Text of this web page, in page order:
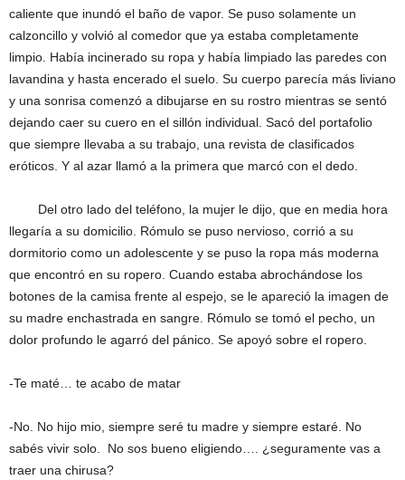
caliente que inundó el baño de vapor. Se puso solamente un
calzoncillo y volvió al comedor que ya estaba completamente
limpio. Había incinerado su ropa y había limpiado las paredes con
lavandina y hasta encerado el suelo. Su cuerpo parecía más liviano
y una sonrisa comenzó a dibujarse en su rostro mientras se sentó
dejando caer su cuero en el sillón individual. Sacó del portafolio
que siempre llevaba a su trabajo, una revista de clasificados
eróticos. Y al azar llamó a la primera que marcó con el dedo.
Del otro lado del teléfono, la mujer le dijo, que en media hora
llegaría a su domicilio. Rómulo se puso nervioso, corrió a su
dormitorio como un adolescente y se puso la ropa más moderna
que encontró en su ropero. Cuando estaba abrochándose los
botones de la camisa frente al espejo, se le apareció la imagen de
su madre enchastrada en sangre. Rómulo se tomó el pecho, un
dolor profundo le agarró del pánico. Se apoyó sobre el ropero.
-Te maté… te acabo de matar
-No. No hijo mio, siempre seré tu madre y siempre estaré. No
sabés vivir solo. No sos bueno eligiendo…. ¿seguramente vas a
traer una chirusa?